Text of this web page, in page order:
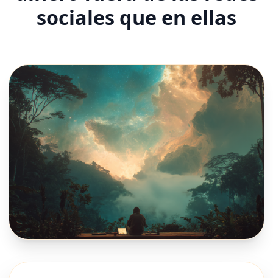
sociales que en ellas